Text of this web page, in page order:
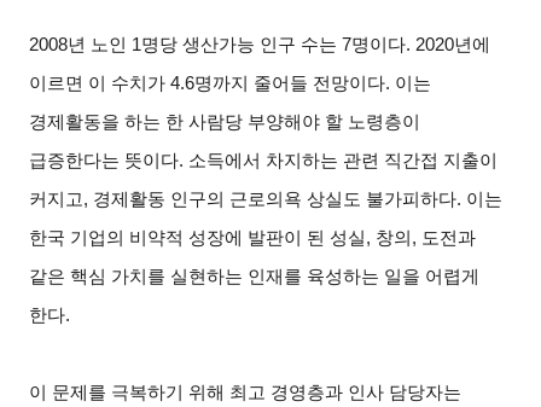
2008년 노인 1명당 생산가능 인구 수는 7명이다. 2020년에
이르면 이 수치가 4.6명까지 줄어들 전망이다. 이는
경제활동을 하는 한 사람당 부양해야 할 노령층이
급증한다는 뜻이다. 소득에서 차지하는 관련 직간접 지출이
커지고, 경제활동 인구의 근로의욕 상실도 불가피하다. 이는
한국 기업의 비약적 성장에 발판이 된 성실, 창의, 도전과
같은 핵심 가치를 실현하는 인재를 육성하는 일을 어렵게
한다.
이 문제를 극복하기 위해 최고 경영층과 인사 담당자는